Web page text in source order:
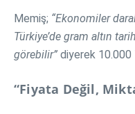
Memiş; “Ekonomiler
Türkiye’de gram altın
görebilir” diyerek
“Fiyata Değil,